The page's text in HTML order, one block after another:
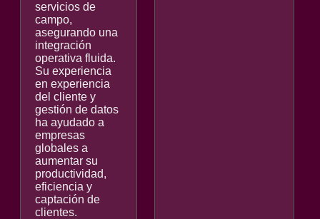
servicios de
campo,
asegurando una
integración
operativa fluida.
Su experiencia
en experiencia
del cliente y
gestión de datos
ha ayudado a
empresas
globales a
aumentar su
productividad,
eficiencia y
captación de
clientes.